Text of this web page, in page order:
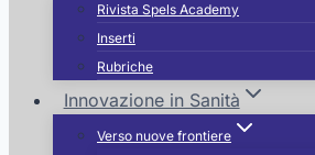
Rivista Spels Academy
Inserti
Rubriche
Innovazione in Sanità
Verso nuove frontiere